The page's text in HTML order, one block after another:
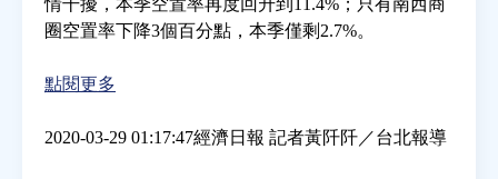
圈空置率下降3個百分點，本季僅剩2.7%。
點閱更多
2020-03-29 01:17:47經濟日報 記者黃阡阡／台北報導